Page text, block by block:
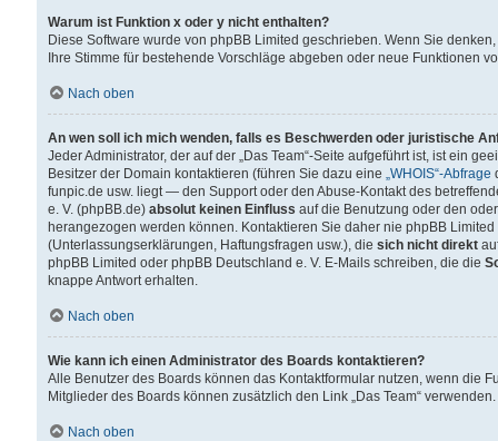
Warum ist Funktion x oder y nicht enthalten?
Diese Software wurde von phpBB Limited geschrieben. Wenn Sie
Ihre Stimme für bestehende Vorschläge abgeben oder neue Funktionen
Nach oben
An wen soll ich mich wenden, falls es Beschwerden oder juristische
Jeder Administrator, der auf der „Das Team“-Seite aufgeführt ist, ist ein
Besitzer der Domain kontaktieren (führen Sie dazu eine „WHOIS“-Abfrage
funpic.de usw. liegt — den Support oder den Abuse-Kontakt des
e. V. (phpBB.de) absolut keinen Einfluss auf die Benutzung oder den
herangezogen werden können. Kontaktieren Sie daher nie phpBB
(Unterlassungserklärungen, Haftungsfragen usw.), die sich nicht direkt
phpBB Limited oder phpBB Deutschland e. V. E-Mails schreiben, die die
knappe Antwort erhalten.
Nach oben
Wie kann ich einen Administrator des Boards kontaktieren?
Alle Benutzer des Boards können das Kontaktformular nutzen, wenn die
Mitglieder des Boards können zusätzlich den Link „Das Team“ verwenden.
Nach oben